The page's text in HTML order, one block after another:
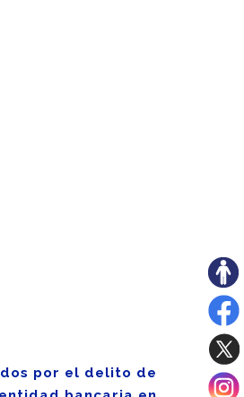
por el delito de